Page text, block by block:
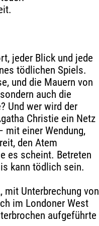
jeder Blick und jede
tödlichen Spiels.
und die Mauern von
auch die
Und wer wird der
Christie ein Netz
einer Wendung,
den Atem
es scheint. Betreten
kann tödlich sein.
mit Unterbrechung von
im Londoner West
aufgeführte